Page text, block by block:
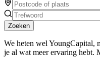
Zoeken
We heten wel YoungCapital,
je al wat meer ervaring hebt.